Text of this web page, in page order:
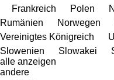
Frankreich
Polen
Rumänien
Norwegen
Vereinigtes Königreich
Slowenien
Slowakei
alle anzeigen
andere